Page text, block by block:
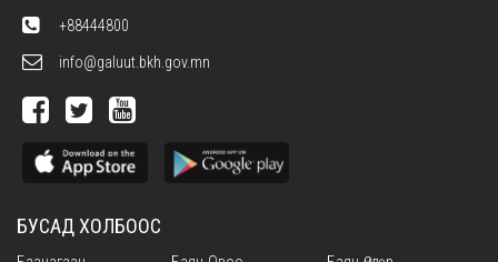
+88444800
info@galuut.bkh.gov.mn
БУСАД ХОЛБООС